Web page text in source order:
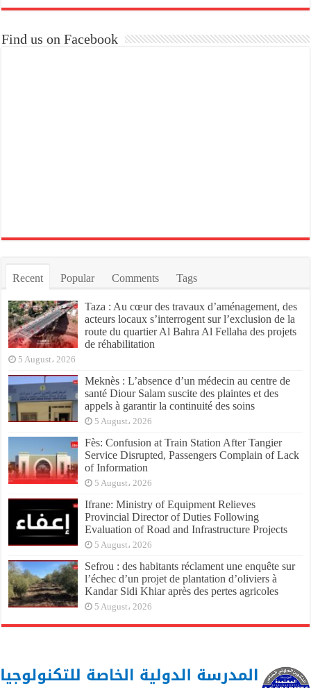
Find us on Facebook
Recent Popular Comments Tags
Taza : Au cœur des travaux d’aménagement, des
acteurs locaux s’interrogent sur l’exclusion de la
route du quartier Al Bahra Al Fellaha des projets
de réhabilitation
5 August، 2026
Meknès : L’absence d’un médecin au centre de
santé Diour Salam suscite des plaintes et des
appels à garantir la continuité des soins
5 August، 2026
Fès: Confusion at Train Station After Tangier
Service Disrupted, Passengers Complain of Lack
of Information
5 August، 2026
Ifrane: Ministry of Equipment Relieves
Provincial Director of Duties Following
Evaluation of Road and Infrastructure Projects
5 August، 2026
Sefrou : des habitants réclament une enquête sur
l’échec d’un projet de plantation d’oliviers à
Kandar Sidi Khiar après des pertes agricoles
5 August، 2026